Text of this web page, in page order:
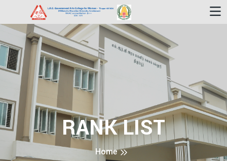
RANK LIST
Home